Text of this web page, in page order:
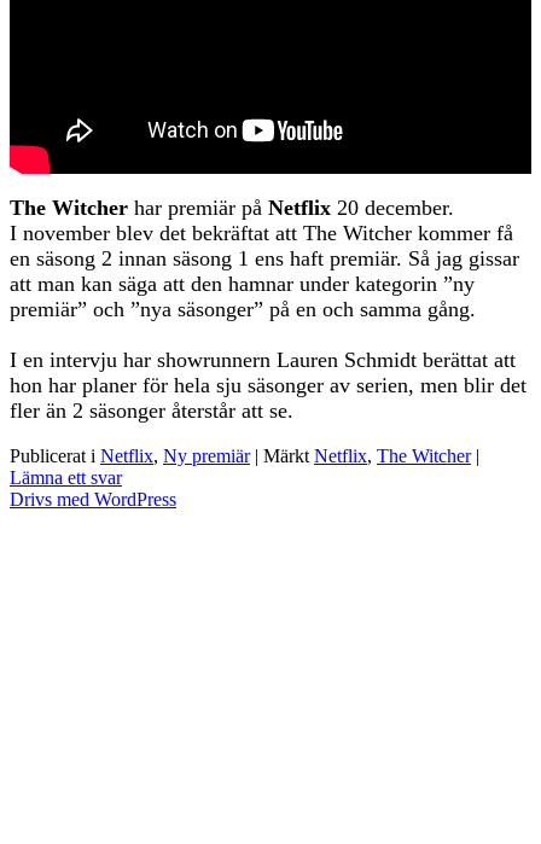
The Witcher har premiär på Netflix 20 december.
I november blev det bekräftat att The Witcher kommer få
en säsong 2 innan säsong 1 ens haft premiär. Så jag gissar
att man kan säga att den hamnar under kategorin ”ny
premiär” och ”nya säsonger” på en och samma gång.
I en intervju har showrunnern Lauren Schmidt berättat att
hon har planer för hela sju säsonger av serien, men blir det
fler än 2 säsonger återstår att se.
Publicerat i Netflix, Ny premiär | Märkt Netflix, The Witcher |
Lämna ett svar
Drivs med WordPress